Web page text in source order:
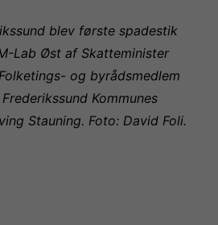
blev første spadestik
Lab Øst af Skatteminister
og byrådsmedlem
Kommunes
Stauning. Foto: David Foli.